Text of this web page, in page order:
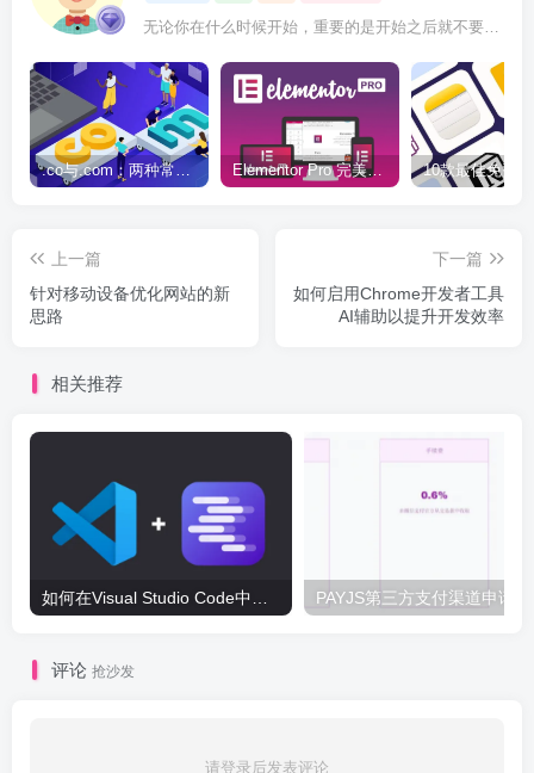
无论你在什么时候开始，重要的是开始之后就不要停止
.co与.com：两种常用域名后缀名完全指南 Elementor Pro 完美汉化中文版（含全套模板）|可视化编辑页面自定义设计WordPress插件
上一篇
针对移动设备优化网站的新
思路
下一篇
如何启用Chrome开发者工具
AI辅助以提升开发效率
相关推荐
评论 抢沙发
请登录后发表评论